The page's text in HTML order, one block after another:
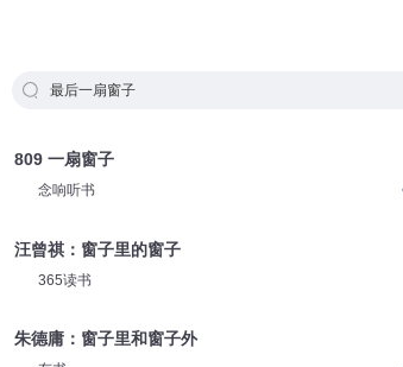
最后一扇窗子
809 一扇窗子
念响听书
汪曾祺：窗子里的窗子
365读书
朱德庸：窗子里和窗子外